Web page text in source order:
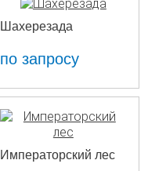
Шахерезада
по запросу
Императорский лес